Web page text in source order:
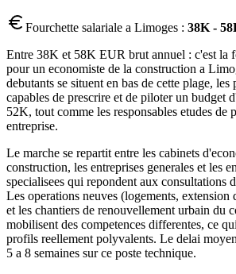
Fourchette salariale a Limoges : 38K -
Entre 38K et 58K EUR brut annuel : c'est la
pour un economiste de la construction a
debutants se situent en bas de cette plage,
capables de prescrire et de piloter un budget
52K, tout comme les responsables etudes de
entreprise.
Le marche se repartit entre les cabinets
construction, les entreprises generales et les
specialisees qui repondent aux consultations
Les operations neuves (logements,
et les chantiers de renouvellement urbain du
mobilisent des competences differentes, ce
profils reellement polyvalents. Le delai
5 a 8 semaines sur ce poste technique.